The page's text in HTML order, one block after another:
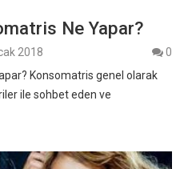
Ne Yapar?
2018
0
Konsomatris genel olarak
ile sohbet eden ve